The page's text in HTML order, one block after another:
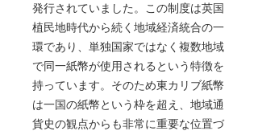
発行されていました。この制度は英国
植民地時代から続く地域経済統合の一
環であり、単独国家ではなく複数地域
で同一紙幣が使用されるという特徴を
持っています。そのため東カリブ紙幣
は一国の紙幣という枠を超え、地域通
貨史の観点からも非常に重要な位置づ